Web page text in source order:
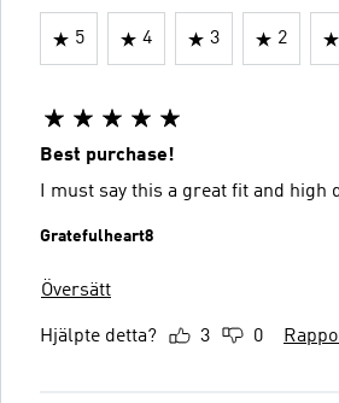
5 4 3 2
Best purchase!
I must say this a great fit and high
Gratefulheart8
Översätt
Hjälpte detta? 3 0